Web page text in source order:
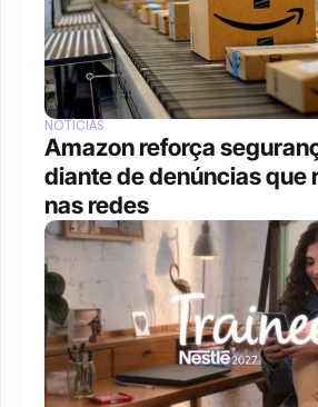
NOTÍCIAS
Amazon reforça
diante de denúncias que
nas redes